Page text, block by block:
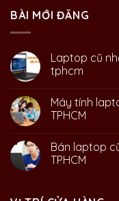
BÀI MỚI ĐĂNG
Laptop cũ
tphcm
Máy tính
TPHCM
Bán laptop
TPHCM